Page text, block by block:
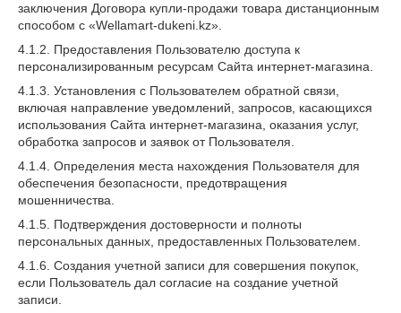
заключения Договора купли-продажи товара дистанционным
способом с «Wellamart-dukeni.kz».
4.1.2. Предоставления Пользователю доступа к
персонализированным ресурсам Сайта интернет-магазина.
4.1.3. Установления с Пользователем обратной связи,
включая направление уведомлений, запросов, касающихся
использования Сайта интернет-магазина, оказания услуг,
обработка запросов и заявок от Пользователя.
4.1.4. Определения места нахождения Пользователя для
обеспечения безопасности, предотвращения
мошенничества.
4.1.5. Подтверждения достоверности и полноты
персональных данных, предоставленных Пользователем.
4.1.6. Создания учетной записи для совершения покупок,
если Пользователь дал согласие на создание учетной
записи.